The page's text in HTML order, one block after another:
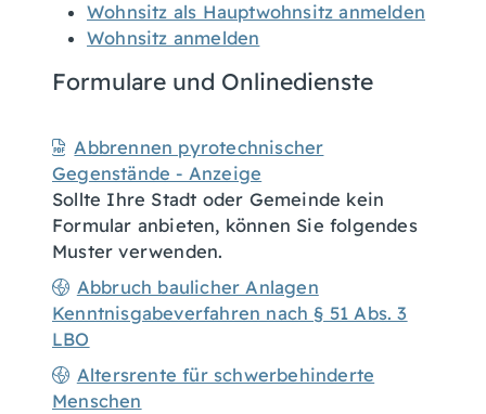
Wohnsitz als Hauptwohnsitz anmelden
Wohnsitz anmelden
Formulare und Onlinedienste
Abbrennen pyrotechnischer
Gegenstände - Anzeige
Sollte Ihre Stadt oder Gemeinde kein
Formular anbieten, können Sie folgendes
Muster verwenden.
Abbruch baulicher Anlagen
Kenntnisgabeverfahren nach § 51 Abs. 3
LBO
Altersrente für schwerbehinderte
Menschen